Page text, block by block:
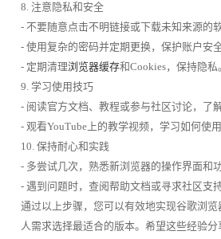
8. 注意隐私和安全
- 不要随意点击不明链接或下载未知来源的软
- 使用复杂的密码并定期更换，保护账户安全
- 定期清理浏览器缓存和Cookies，保持隐私
9. 学习使用技巧
- 阅读官方文档、教程或参与社区讨论，了
- 观看YouTube上的教学视频，学习如何使用
10. 保持耐心和实践
- 多尝试几次，熟悉新浏览器的操作界面和功
- 遇到问题时，查阅帮助文档或寻求社区支持
通过以上步骤，您可以有效地实现谷歌浏
人需求选择最适合的版本。希望这些经验